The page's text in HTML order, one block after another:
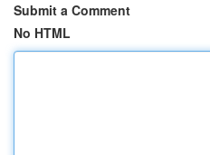
Submit a Comment
No HTML